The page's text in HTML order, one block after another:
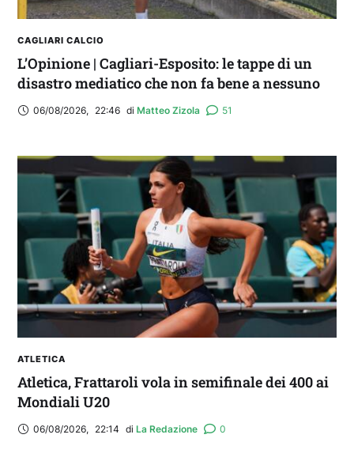
CAGLIARI CALCIO
L’Opinione | Cagliari-Esposito: le tappe di un
disastro mediatico che non fa bene a nessuno
06/08/2026, 22:46 di Matteo Zizola 51
ATLETICA
Atletica, Frattaroli vola in semifinale dei 400 ai
Mondiali U20
06/08/2026, 22:14 di La Redazione 0